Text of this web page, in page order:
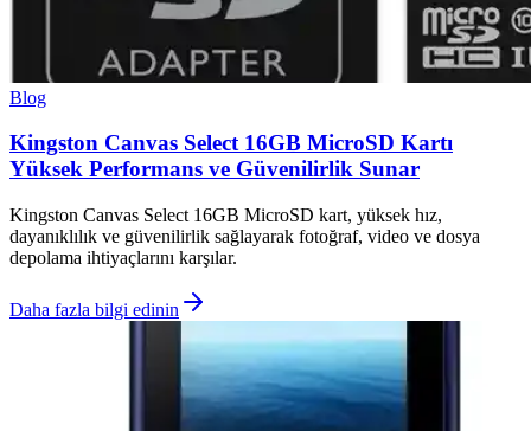
Blog
Kingston Canvas Select 16GB MicroSD Kartı
Yüksek Performans ve Güvenilirlik Sunar
Kingston Canvas Select 16GB MicroSD kart, yüksek hız,
dayanıklılık ve güvenilirlik sağlayarak fotoğraf, video ve dosya
depolama ihtiyaçlarını karşılar.
Daha fazla bilgi edinin